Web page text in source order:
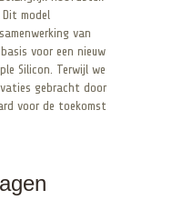
model
van
voor een nieuw
Silicon. Terwijl we
gebracht door
voor de toekomst